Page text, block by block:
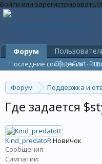
Войти или зарегистрироваться
Форум
Поддержка и
Где задается
Kind_predatoRНовичок
Сообщения:
Симпатии:
Форум
Последние сообщения
OpenCart-